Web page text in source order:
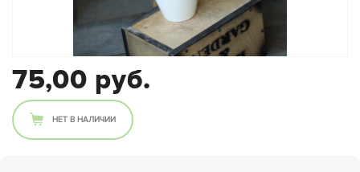
75,00 руб.
НЕТ В НАЛИЧИИ